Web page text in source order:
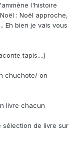
l'histoire
: Noël approche,
Eh bien je vais vous
tapis....)
chuchote/ on
livre chacun
sélection de livre sur